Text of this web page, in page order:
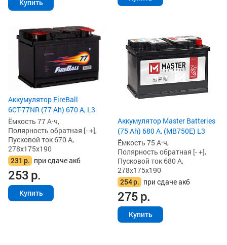
Купить
Аккумулятор FireBall
6СТ-77NR (77 Ah) 670 А, L3
Ёмкость 77 А·ч,
Полярность обратная [- +],
Пусковой ток 670 А,
278x175x190
231 р. при сдаче акб
253р.
Купить
Аккумулятор Master Batteries
(75 Ah) 680 А, (MB750E) L3
Ёмкость 75 А·ч,
Полярность обратная [- +],
Пусковой ток 680 А,
278x175x190
254р. при сдаче акб
275р.
Купить